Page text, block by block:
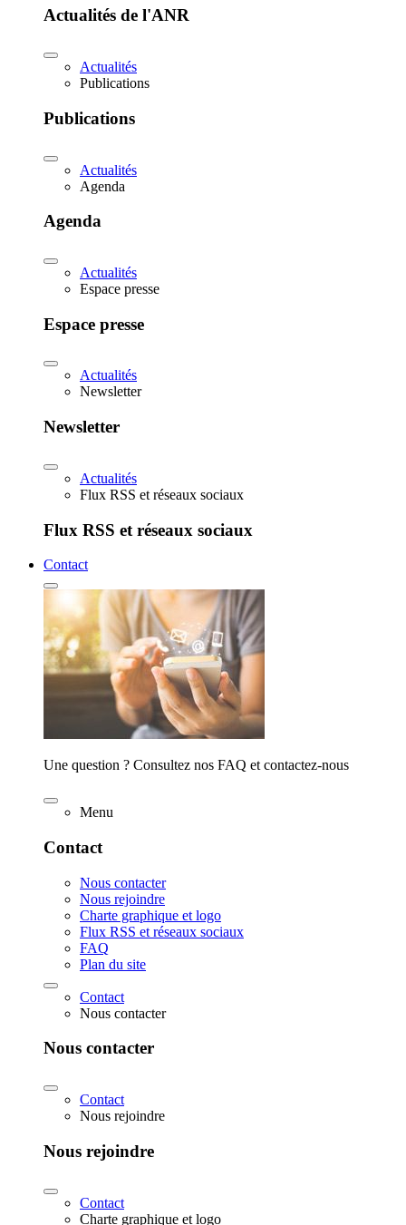
Actualités de l'ANR
Actualités
Publications
Publications
Actualités
Agenda
Agenda
Actualités
Espace presse
Espace presse
Actualités
Newsletter
Newsletter
Actualités
Flux RSS et réseaux sociaux
Flux RSS et réseaux sociaux
Contact
Une question ? Consultez nos FAQ et contactez-nous
Menu
Contact
Nous contacter
Nous rejoindre
Charte graphique et logo
Flux RSS et réseaux sociaux
FAQ
Plan du site
Contact
Nous contacter
Nous contacter
Contact
Nous rejoindre
Nous rejoindre
Contact
Charte graphique et logo